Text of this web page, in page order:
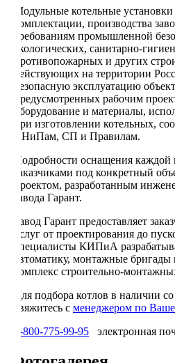
Модульные котельные
комплектации, производства
требованиям промышленной
экологических, санитарно-
противопожарных и других
действующих на территории
безопасную эксплуатацию
предусмотренных рабочим
оборудование и материалы,
при изготовлении котельных,
СНиПам, СП и Правилам.
Подробности оснащения каждой
заказчиками под конкретный
проектом, разработанным
завода Гарант.
Завод Гарант предоставляет
услуг от проектирования до
специалисты КИПиА
автоматику, монтажные
комплекс строительно-
Для подбора котлов в наличии
свяжитесь с менеджером по
8-800-775-99-95 электронная